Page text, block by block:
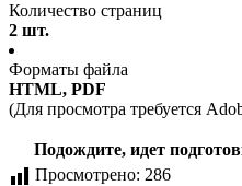
Количество страниц
2 шт.
Форматы файла
HTML, PDF
(Для просмотра требуется
Подождите, идет
Просмотрено: 286